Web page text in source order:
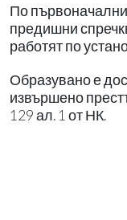
По
предишни
работят по
Образувано е
извършено
129 ал. 1 от НК.